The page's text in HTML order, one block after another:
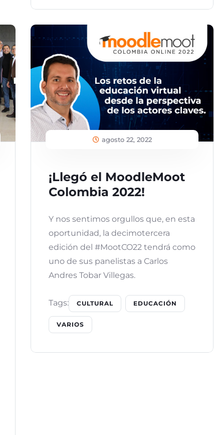
agosto 22, 2022
¡Llegó el MoodleMoot
Colombia 2022!
Y nos sentimos orgullos que, en esta
oportunidad, la decimotercera
edición del #MootCO22 tendrá como
uno de sus panelistas a Carlos
Andres Tobar Villegas.
Tags: CULTURAL EDUCACIÓN
VARIOS